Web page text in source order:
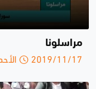
مراسلونا
2019/11/17 الأحد 17:06 م